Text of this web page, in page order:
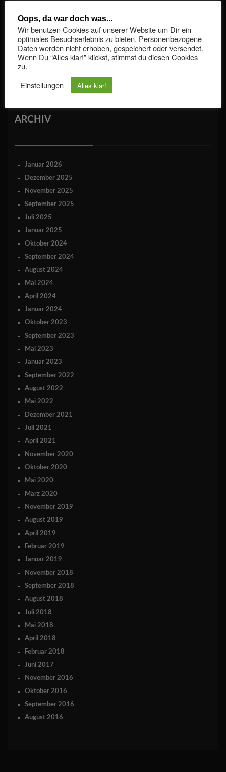
15 September, 2025
30 Jahre Jacks Event
ARCHIV
Januar 2026
Dezember 2025
November 2025
September 2025
Juli 2025
Januar 2025
Oktober 2024
September 2024
August 2024
Mai 2024
April 2024
Januar 2024
Oktober 2023
September 2023
Mai 2023
Januar 2023
September 2022
August 2022
Mai 2022
Dezember 2021
Juli 2021
April 2021
November 2020
Oktober 2020
Mai 2020
März 2020
November 2019
August 2019
April 2019
Februar 2019
Januar 2019
November 2018
September 2018
August 2018
Juli 2018
Mai 2018
April 2018
Februar 2018
Juni 2017
November 2016
Oktober 2016
September 2016
August 2016
Oops, da war doch was...
Wir benutzen Cookies auf unserer Website um Dir ein
optimales Besuchserlebnis zu bieten. Personenbezogene
Daten werden nicht erhoben, gespeichert oder versendet.
Wenn Du “Alles klar!” klickst, stimmst du diesen Cookies
zu.
Einstellungen
Alles klar!